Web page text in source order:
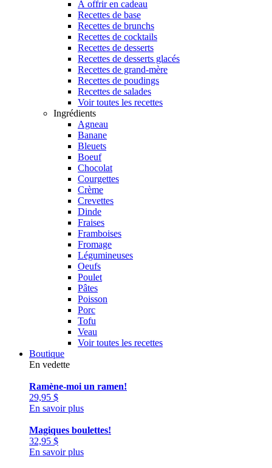
À offrir en cadeau
Recettes de base
Recettes de brunchs
Recettes de cocktails
Recettes de desserts
Recettes de desserts glacés
Recettes de grand-mère
Recettes de poudings
Recettes de salades
Voir toutes les recettes
Ingrédients
Agneau
Banane
Bleuets
Boeuf
Chocolat
Courgettes
Crème
Crevettes
Dinde
Fraises
Framboises
Fromage
Légumineuses
Oeufs
Poulet
Pâtes
Poisson
Porc
Tofu
Veau
Voir toutes les recettes
Boutique
En vedette
Ramène-moi un ramen!
29,95 $
En savoir plus
Magiques boulettes!
32,95 $
En savoir plus